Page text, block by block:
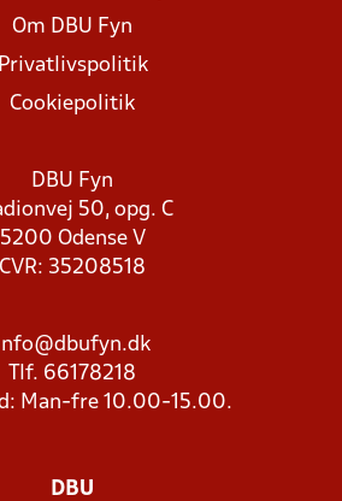
Om DBU Fyn
Privatlivspolitik
Cookiepolitik
DBU Fyn
50, opg. C
5200 Odense V
CVR: 35208518
Tlf. 66178218
Man-fre 10.00-15.00.
DBU